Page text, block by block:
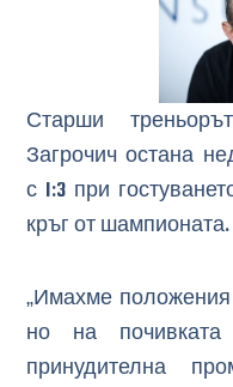
Старши
Загрочич остана
с 1:3 при
кръг от шампионата.
„Имахме
но на
принудителна